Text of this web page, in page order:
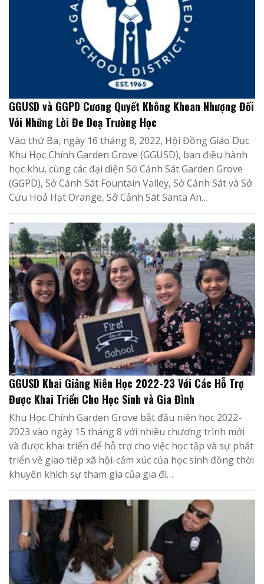
GGUSD và GGPD Cương Quyết Không Khoan Nhượng Đối
Với Những Lời Đe Doạ Trường Học
Vào thứ Ba, ngày 16 tháng 8, 2022, Hội Đồng Giáo Dục
Khu Học Chính Garden Grove (GGUSD), ban điều hành
học khu, cùng các đại diện Sở Cảnh Sát Garden Grove
(GGPD), Sở Cảnh Sát Fountain Valley, Sở Cảnh Sát và Sở
Cứu Hoả Hạt Orange, Sở Cảnh Sát Santa An…
GGUSD Khai Giảng Niên Học 2022-23 Với Các Hỗ Trợ
Được Khai Triển Cho Học Sinh và Gia Đình
Khu Học Chính Garden Grove bắt đầu niên học 2022-
2023 vào ngày 15 tháng 8 với nhiều chương trình mới
và được khai triển để hỗ trợ cho việc học tập và sự phát
triển về giao tiếp xã hội-cảm xúc của học sinh đồng thời
khuyến khích sự tham gia của gia đì…